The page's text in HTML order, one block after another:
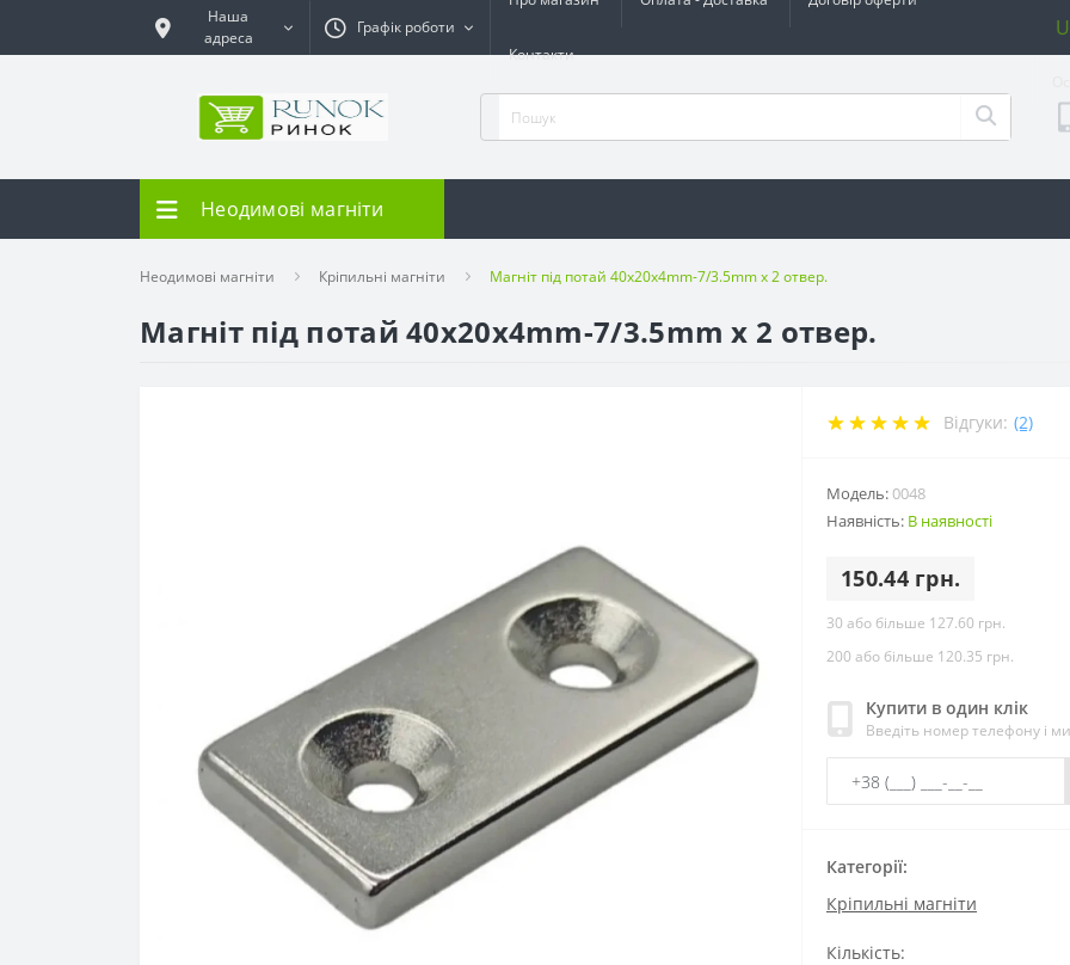
Наша
адреса
Графік роботи
Контакти
Неодимові магніти
Неодимові магніти Кріпильні магніти Магніт під потай 40x20x4mm-7/3.5mm х 2 отвер.
Магніт під потай 40x20x4mm-7/3.5mm х 2 отвер.
Відгуки: (2)
Модель:0048
Наявність: В наявності
150.44 грн.
30 або більше 127.60 грн.
200 або більше 120.35 грн.
Купити в один клік
Введіть номер телефону і
Категорії:
Кріпильні магніти
Кількість: